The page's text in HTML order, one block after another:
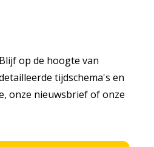
op de hoogte van
tijdschema's en
onze nieuwsbrief of onze